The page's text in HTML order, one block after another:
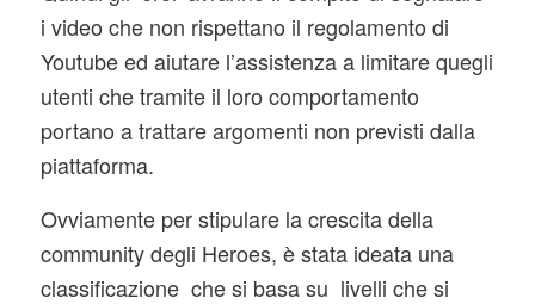
i video che non rispettano il regolamento di
Youtube ed aiutare l’assistenza a limitare quegli
utenti che tramite il loro comportamento
portano a trattare argomenti non previsti dalla
piattaforma.
Ovviamente per stipulare la crescita della
community degli Heroes, è stata ideata una
classificazione che si basa su livelli che si